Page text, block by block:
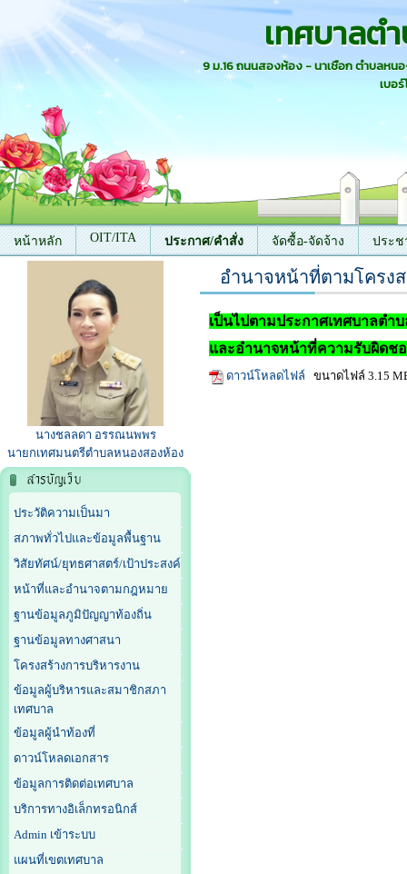
เทศบาลต
9 ม.16 ถนนสองห้อง - นาเชือก ตำบลห
เบอ
หน้าหลัก OIT/ITA ประกาศ/คำสั่ง จัดซื้อ-จัดจ้าง ประช
ติดต่อเรา
นางชลลดา อรรณนพพร
นายกเทศมนตรีตำบลหนองสองห้อง
ประวัติความเป็นมา
สภาพทั่วไปและข้อมูลพื้นฐาน
วิสัยทัศน์/ยุทธศาสตร์/เป้าประสงค์
หน้าที่และอำนาจตามกฎหมาย
ฐานข้อมูลภูมิปัญญาท้องถิ่น
ฐานข้อมูลทางศาสนา
โครงสร้างการบริหารงาน
ข้อมูลผู้บริหารและสมาชิกสภา
เทศบาล
ข้อมูลผู้นำท้องที่
ดาวน์โหลดเอกสาร
ข้อมูลการติดต่อเทศบาล
บริการทางอิเล็กทรอนิกส์
Admin เข้าระบบ
แผนที่เขตเทศบาล
อำนาจหน้าที่ตามโครง
เป็นไปตามประกาศเทศบาลตำ
และอำนาจหน้าที่ความรับผิดช
ดาวน์โหลดไฟล์ ขนาดไฟล์ 3.15